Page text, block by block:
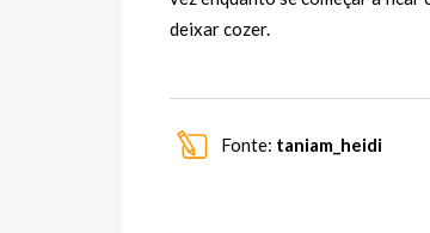
deixar cozer.
Fonte: taniam_heidi